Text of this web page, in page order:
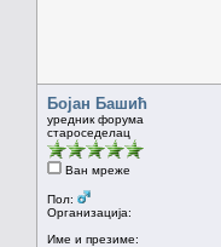
Бојан Башић
уредник форума
староседелац
Ван мреже
Пол:
Организација:
Име и презиме: